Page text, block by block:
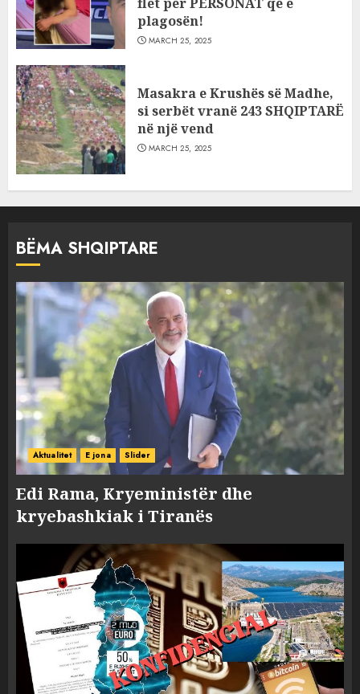
plagosën!
MARCH 25, 2025
Masakra e Krushës së Madhe,
si serbët vranë 243 SHQIPTARË
në një vend
MARCH 25, 2025
BËMA SHQIPTARE
Aktualitet E jona Slider
Edi Rama, Kryeministër dhe
kryebashkiak i Tiranës